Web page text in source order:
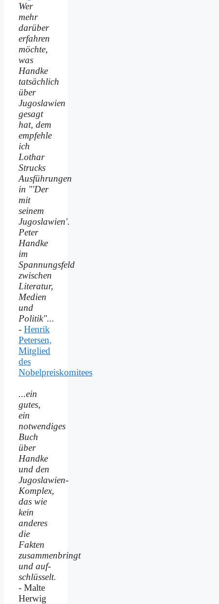
Wer
mehr
darüber
erfahren
möchte,
was
Handke
tatsächlich
über
Jugoslawien
gesagt
hat, dem
empfehle
ich
Lothar
Strucks
Ausführungen
in "'Der
mit
seinem
Jugoslawien'.
Peter
Handke
im
Spannungsfeld
zwischen
Literatur,
Medien
und
Politik"...
- Henrik
Petersen,
Mitglied
des
Nobelpreiskomitees
...ein
gutes,
ein
notwendiges
Buch
über
Handke
und den
Jugoslawien-
Komplex,
das wie
kein
anderes
die
Fakten
zusammenbringt
und auf­
schlüsselt.
- Malte
Herwig